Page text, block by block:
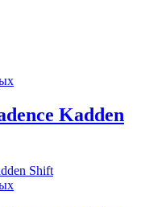
Kadden